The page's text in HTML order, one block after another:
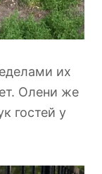
их
Олени же
гостей у